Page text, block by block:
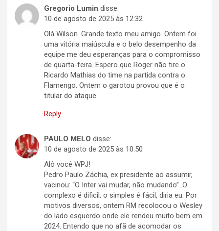
Gregorio Lumin disse:
10 de agosto de 2025 às 12:32
Olá Wilson. Grande texto meu amigo. Ontem foi
uma vitória maiúscula e o belo desempenho da
equipe me deu esperanças para o compromisso
de quarta-feira. Espero que Roger não tire o
Ricardo Mathias do time na partida contra o
Flamengo. Ontem o garotou provou que é o
titular do ataque.
Reply
PAULO MELO disse:
10 de agosto de 2025 às 10:50
Alô você WPJ!
Pedro Paulo Záchia, ex presidente ao assumir,
vacinou: “O Inter vai mudar, não mudando”. O
complexo é dificil, o simples é fácil, diria eu. Por
motivos diversos, ontem RM recolocou o Wesley
do lado esquerdo onde ele rendeu muito bem em
2024. Entendo que no afã de acomodar os